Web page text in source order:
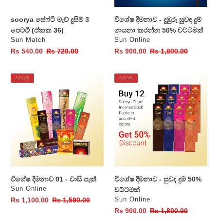
soorya සේෆ්ටි මැච් දුසිම් 3
පෙට්ටි (ඒකක 36)
වෙළෙන්දා
Sun Match
විකුණුම්
Rs 540.00 සාමාන්‍ය
Rs 720.00
වට්ටමක්
විශේෂ දීමනාව - දුඹුරු සුවඳ දුම්
ගායනා කරන්න 50% වට්ටමක්
වෙළෙන්දා
Sun Online
විකුණුම්
Rs 900.00 සාමාන්‍ය
Rs 1,800.00
විශේෂ
විශේෂ දීමනාව 01 - වාසි පැක්
වෙළෙන්දා
Sun Online
විකුණුම්
Rs 1,100.00 සාමාන්‍ය
Rs 1,590.00
වට්ටම්
විශේෂ
දීමනාව
සුවඳ
දුම්
50%
වට්ටමක්
විශේෂ දීමනාව - සුවඳ දුම් 50%
වට්ටමක්
වෙළෙන්දා
Sun Online
විකුණුම්
Rs 900.00 සාමාන්‍ය
Rs 1,800.00
වට්ටම්